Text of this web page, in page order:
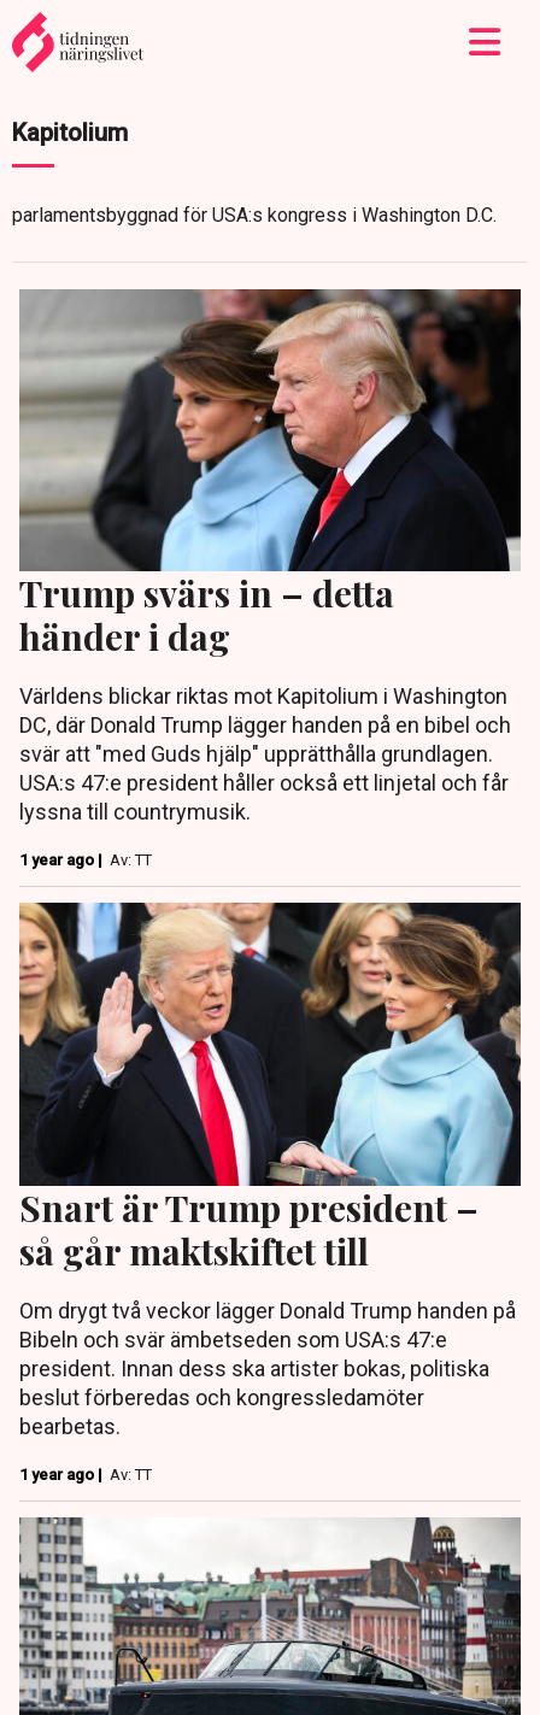
Kapitolium
parlamentsbyggnad för USA:s kongress i Washington D.C.
Trump svärs in – detta
händer i dag
Världens blickar riktas mot Kapitolium i Washington
DC, där Donald Trump lägger handen på en bibel och
svär att "med Guds hjälp" upprätthålla grundlagen.
USA:s 47:e president håller också ett linjetal och får
lyssna till countrymusik.
1 year ago | Av: TT
Snart är Trump president –
så går maktskiftet till
Om drygt två veckor lägger Donald Trump handen på
Bibeln och svär ämbetseden som USA:s 47:e
president. Innan dess ska artister bokas, politiska
beslut förberedas och kongressledamöter
bearbetas.
1 year ago | Av: TT